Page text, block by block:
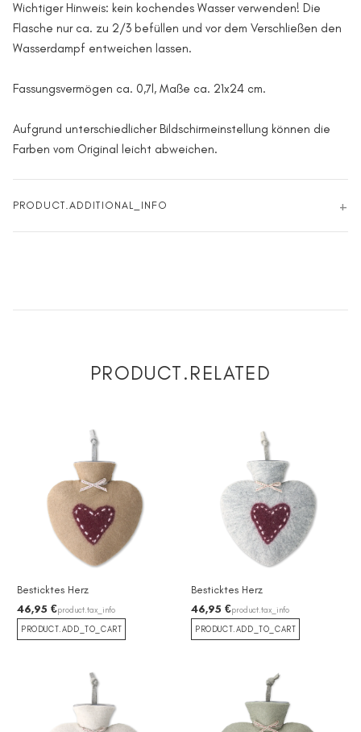
Wichtiger Hinweis: kein kochendes Wasser verwenden! Die
Flasche nur ca. zu 2/3 befüllen und vor dem Verschließen den
Wasserdampf entweichen lassen.
Fassungsvermögen ca. 0,7l, Maße ca. 21x24 cm.
Aufgrund unterschiedlicher Bildschirmeinstellung können die
Farben vom Original leicht abweichen.
PRODUCT.ADDITIONAL_INFO
PRODUCT.RELATED
Besticktes Herz
46,95 €product.tax_info
PRODUCT.ADD_TO_CART
Besticktes Herz
46,95 €product.tax_info
PRODUCT.ADD_TO_CART